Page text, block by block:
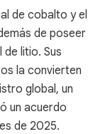
de cobalto y el
de poseer
litio. Sus
la convierten
global, un
un acuerdo
de 2025.